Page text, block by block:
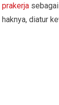
prakerja
haknya, diatur